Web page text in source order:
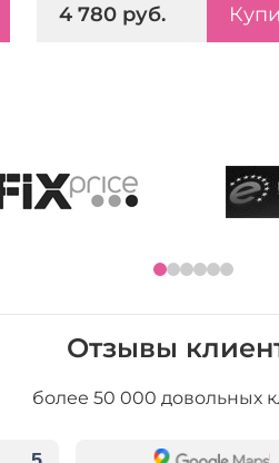
4 780 руб.
Отзывы
более 50 000 довольных